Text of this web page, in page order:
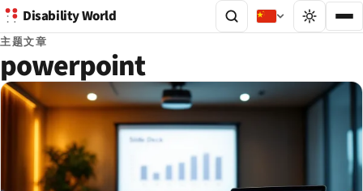
Disability World
主题文章
powerpoint